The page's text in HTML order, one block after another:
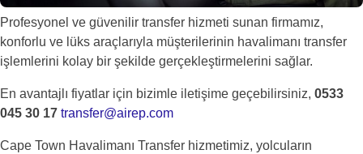
Profesyonel ve güvenilir transfer hizmeti sunan firmamız,
konforlu ve lüks araçlarıyla müşterilerinin havalimanı transfer
işlemlerini kolay bir şekilde gerçekleştirmelerini sağlar.
En avantajlı fiyatlar için bizimle iletişime geçebilirsiniz, 0533
045 30 17 transfer@airep.com
Cape Town Havalimanı Transfer hizmetimiz, yolcuların